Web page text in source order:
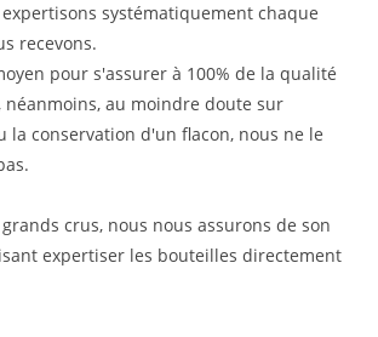
systématiquement chaque
recevons.
pour s'assurer à 100% de la qualité
au moindre doute sur
la conservation d'un flacon, nous ne le
crus, nous nous assurons de son
expertiser les bouteilles directement